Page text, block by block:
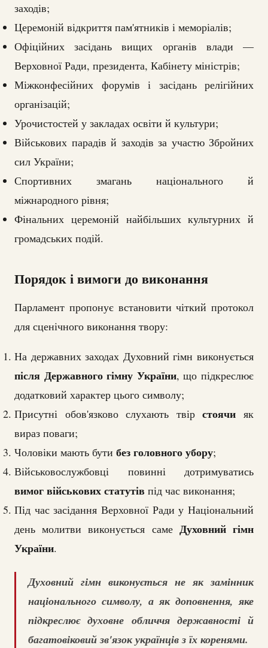
заходів;
Церемоній відкриття пам'ятників і меморіалів;
Офіційних засідань вищих органів влади —
Верховної Ради, президента, Кабінету міністрів;
Міжконфесійних форумів і засідань релігійних
організацій;
Урочистостей у закладах освіти й культури;
Військових парадів й заходів за участю Збройних
сил України;
Спортивних змагань національного й
міжнародного рівня;
Фінальних церемоній найбільших культурних й
громадських подій.
Порядок і вимоги до виконання
Парламент пропонує встановити чіткий протокол
для сценічного виконання твору:
На державних заходах Духовний гімн виконується
після Державного гімну України, що підкреслює
додатковий характер цього символу;
Присутні обов'язково слухають твірстоячи як
вираз поваги;
Чоловіки мають бути без головного убору;
Військовослужбовці повинні дотримуватись
вимог військових статутів під час виконання;
Під час засідання Верховної Ради у Національний
день молитви виконується саме Духовний гімн
України.
Духовний гімн виконується не як замінник
національного символу, а як доповнення, яке
підкреслює духовне обличчя державності й
багатовіковий зв'язок українців з їх коренями.